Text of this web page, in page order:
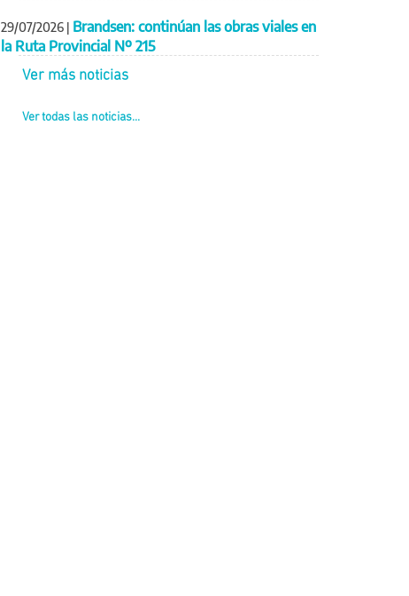
29/07/2026 | Brandsen: continúan las obras viales en
la Ruta Provincial Nº 215
Ver más noticias
Ver todas las noticias...